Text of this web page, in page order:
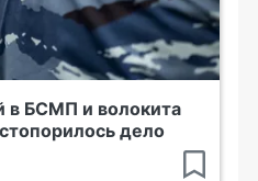
в БСМП и волокита
дело